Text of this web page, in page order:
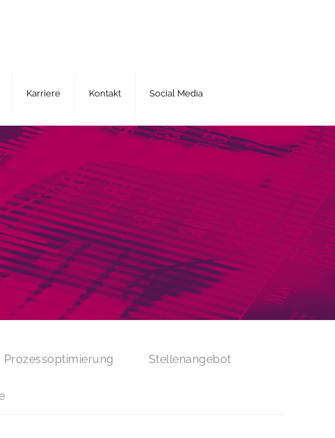
Karriere Kontakt Social Media
Prozessoptimierung Stellenangebot